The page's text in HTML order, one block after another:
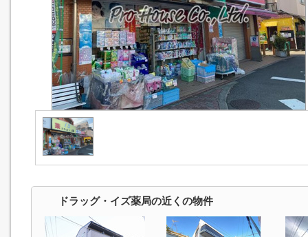
ドラッグ・イズ薬局の近くの物件